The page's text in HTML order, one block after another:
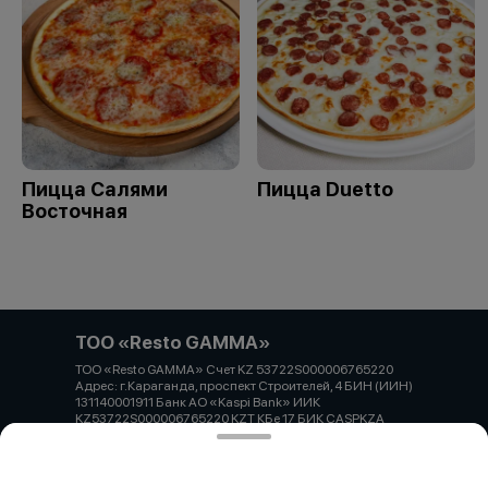
Пицца Салями
Восточная
Пицца Duetto
ТОО «Resto GAMMA»
ТОО «Resto GAMMA» Счет KZ 53722S000006765220
Адрес: г.Караганда, проспект Строителей, 4 БИН (ИИН)
131140001911 Банк АО «Kaspi Bank» ИИК
KZ53722S000006765220 KZT КБе 17 БИК CASPKZA
Работает на эффективном ядреFoodpicásso